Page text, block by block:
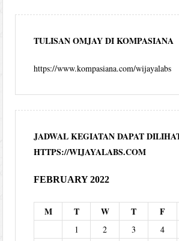
TULISAN OMJAY DI KOMPASIANA
https://www.kompasiana.com/wijayalabs
JADWAL KEGIATAN DAPAT
HTTPS://WIJAYALABS.COM
FEBRUARY 2022
M T W T F
1 2 3 4